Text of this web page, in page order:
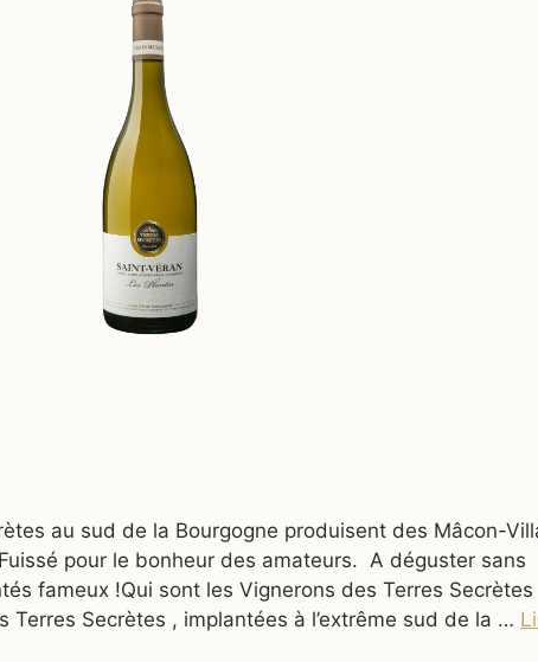
au sud de la Bourgogne produisent des Mâcon-
pour le bonheur des amateurs. A déguster sans
fameux !Qui sont les Vignerons des Terres
Terres Secrètes , implantées à l’extrême sud de la …